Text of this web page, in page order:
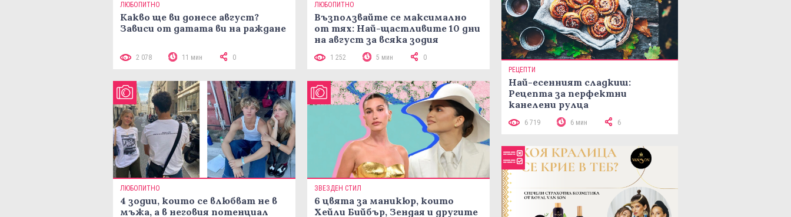
ЛЮБОПИТНО
Какво ще ви донесе август?
Зависи от датата ви на ражданe
2 078 11 мин 0
ЛЮБОПИТНО
Възползвайте се максимално
от тях: Най-щастливите 10 дни
на август за всяка зодия
1 252 5 мин 0
ЛЮБОПИТНО
4 зодии, които се влюбват не в
мъжа, а в неговия потенциал
ЗВЕЗДЕН СТИЛ
6 цвята за маникюр, които
Хейли Бийбър, Зендая и другите
РЕЦЕПТИ
Най-есенният сладкиш:
Рецепта за перфектни
канелени рулца
6 719 6 мин 6